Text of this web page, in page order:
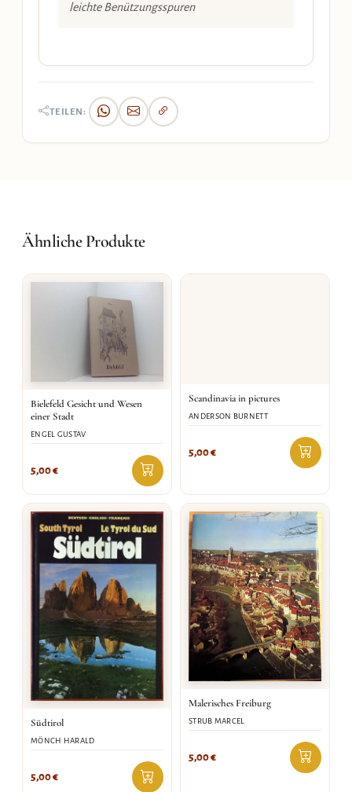
leichte Benützungsspuren
TEILEN:
Ähnliche Produkte
Bielefeld Gesicht und Wesen
einer Stadt
ENGEL GUSTAV
5,00€
Scandinavia in pictures
ANDERSON BURNETT
5,00€
Südtirol
MÖNCH HARALD
5,00€
Malerisches Freiburg
STRUB MARCEL
5,00€